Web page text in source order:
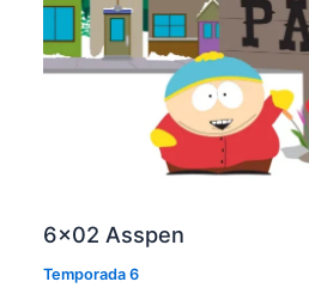
6×02 Asspen
Temporada 6